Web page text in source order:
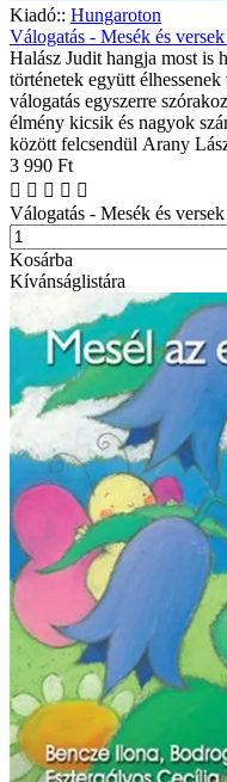
Kiadó:: Hungaroton
Válogatás - Mesék és
Halász Judit hangja most is
történetek együtt
válogatás egyszerre
élmény kicsik és nagyok
között felcsendül Arany
3 990 Ft
Válogatás - Mesék és
Kosárba
Kívánságlistára